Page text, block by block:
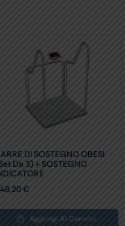
DI SOSTEGNO OBESI
Da 3) + SOSTEGNO
€
Aggiungi Al Carrello